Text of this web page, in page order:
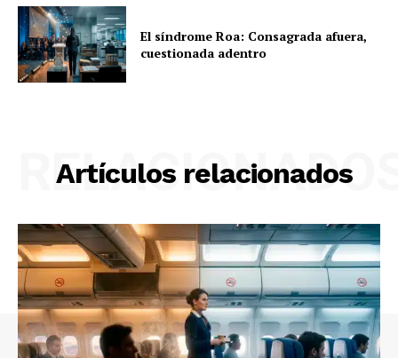
El síndrome Roa: Consagrada afuera,
cuestionada adentro
Artículos relacionados